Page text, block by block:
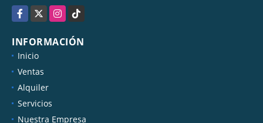
Facebook
X Instagram
TikTok
INFORMACIÓN
Inicio
Ventas
Alquiler
Servicios
Nuestra Empresa